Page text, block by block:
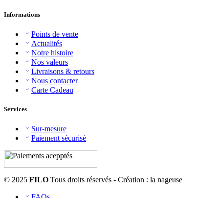
Informations
Points de vente
Actualités
Notre histoire
Nos valeurs
Livraisons & retours
Nous contacter
Carte Cadeau
Services
Sur-mesure
Paiement sécurisé
© 2025 FILO Tous droits réservés - Création : la nageuse